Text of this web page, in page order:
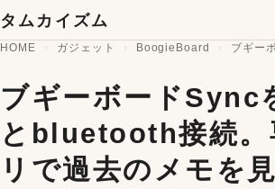
コンテンツへスキップ
タムカイズム
HOME ガジェット BoogieBoard ブギー
ブギーボードSync
とbluetooth接続。
リで過去のメモを